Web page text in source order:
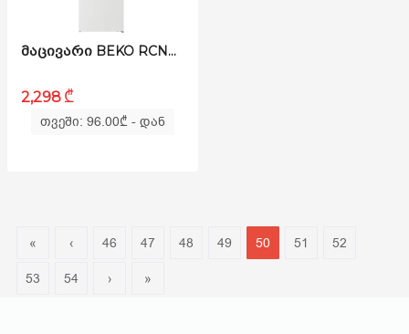
ᲛᲐᲪᲘᲕᲐᲠᲘ BEKO RCNE366E40ZWN B300
2,298 ₾
თვეში: 96.00₾- დან
« ‹ 46 47 48 49 50 51 52
53 54 › »